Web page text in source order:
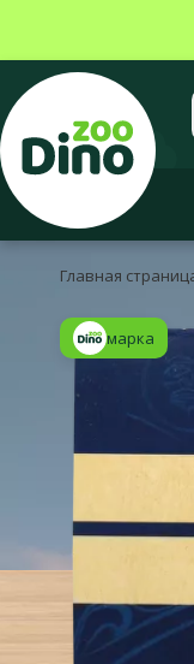
Главная
марка